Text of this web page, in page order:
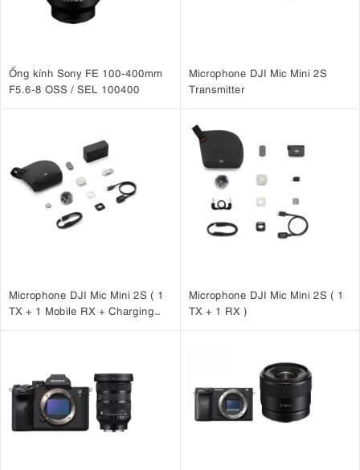
Ống kính Sony FE 100-400mm
F5.6-8 OSS / SEL 100400
Microphone DJI Mic Mini 2S
Transmitter
Microphone DJI Mic Mini 2S ( 1
TX + 1 Mobile RX + Charging
Microphone DJI Mic Mini 2S ( 1
TX + 1 RX )